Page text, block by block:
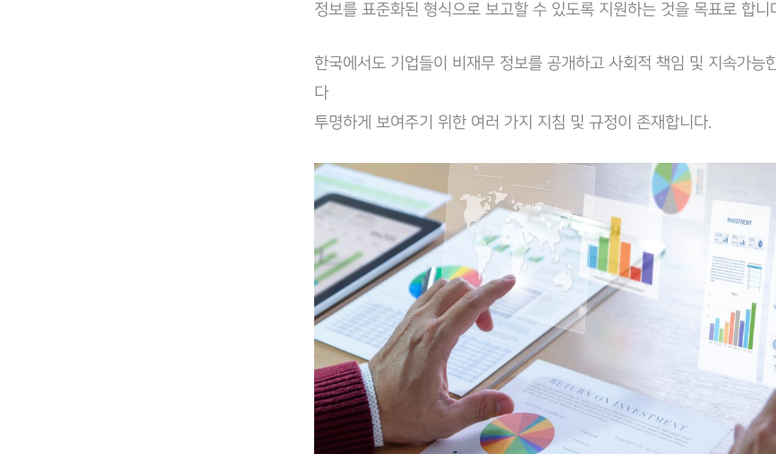
정보를 표준화된 형식으로 보고할 수 있도록 지원하는 것을 목표로 합니
한국에서도 기업들이 비재무 정보를 공개하고 사회적 책임 및 지속가능
다
투명하게 보여주기 위한 여러 가지 지침 및 규정이 존재합니다.